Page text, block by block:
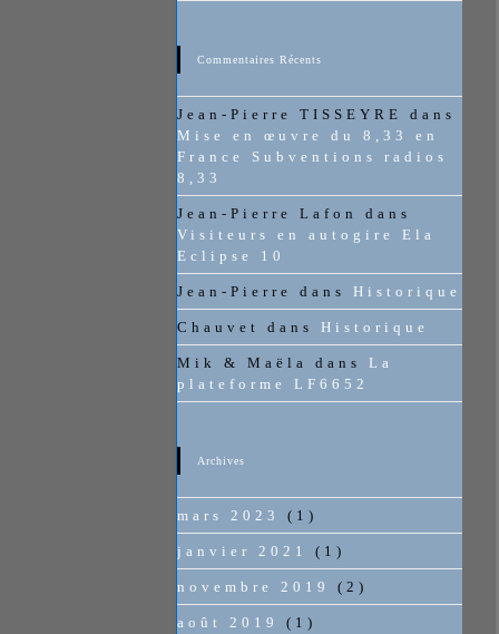
Commentaires Récents
Jean-Pierre TISSEYRE
dans
Mise en œuvre du 8,33 en
France Subventions radios
8,33
Jean-Pierre Lafon
dans
Visiteurs en autogire Ela
Eclipse 10
Jean-Pierre dansHistorique
Chauvet dansHistorique
Mik & Maëla dansLa
plateforme LF6652
Archives
mars 2023 (1)
janvier 2021 (1)
novembre 2019 (2)
août 2019 (1)